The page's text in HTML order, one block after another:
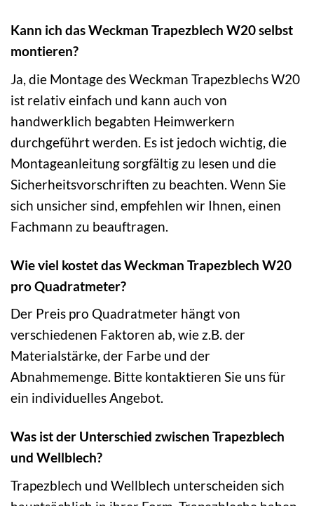
Kann ich das Weckman Trapezblech W20 selbst
montieren?
Ja, die Montage des Weckman Trapezblechs W20
ist relativ einfach und kann auch von
handwerklich begabten Heimwerkern
durchgeführt werden. Es ist jedoch wichtig, die
Montageanleitung sorgfältig zu lesen und die
Sicherheitsvorschriften zu beachten. Wenn Sie
sich unsicher sind, empfehlen wir Ihnen, einen
Fachmann zu beauftragen.
Wie viel kostet das Weckman Trapezblech W20
pro Quadratmeter?
Der Preis pro Quadratmeter hängt von
verschiedenen Faktoren ab, wie z.B. der
Materialstärke, der Farbe und der
Abnahmemenge. Bitte kontaktieren Sie uns für
ein individuelles Angebot.
Was ist der Unterschied zwischen Trapezblech
und Wellblech?
Trapezblech und Wellblech unterscheiden sich